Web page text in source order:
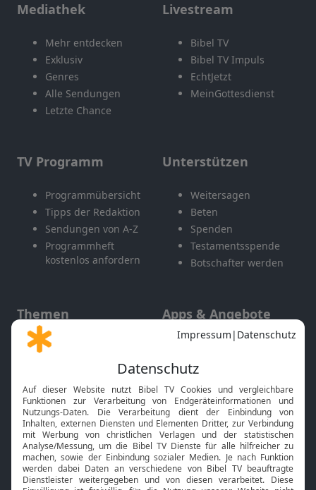
Mediathek
Mehr entdecken
Exklusiv
Genres
Alle Sendungen
Letzte Chance
Livestream
Bibel TV
Bibel TV Impuls
EchtJetzt
MeinGottesdienst
TV Programm
Programmübersicht
Tipps der Redaktion
Sendungen von A-Z
Programmheft
kostenlos anfordern
Unterstützen
Weitersagen
Beten
Spenden
Testamentsspende
Botschafter werden
Themen
Gott und Bibel erklärt
Neuigkeiten
Apps & Angebote
Mobile App
Smart TV
HbbTV
Bibelthek Online-Bibel
Nächster Gottesdienst